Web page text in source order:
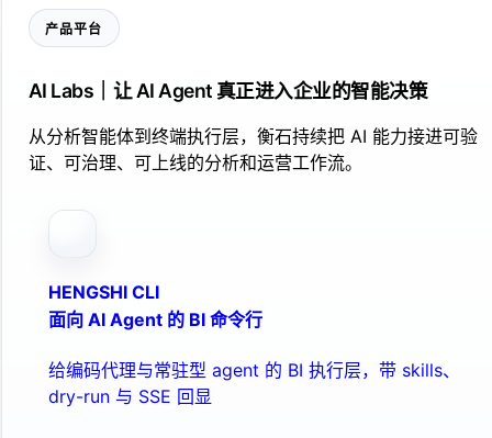
产品平台
AI Labs｜让 AI Agent 真正进入企业的智能决策
从分析智能体到终端执行层，衡石持续把 AI 能力接进可验
证、可治理、可上线的分析和运营工作流。
HENGSHI CLI
面向 AI Agent 的 BI 命令行
给编码代理与常驻型 agent 的 BI 执行层，带 skills、
dry-run 与 SSE 回显